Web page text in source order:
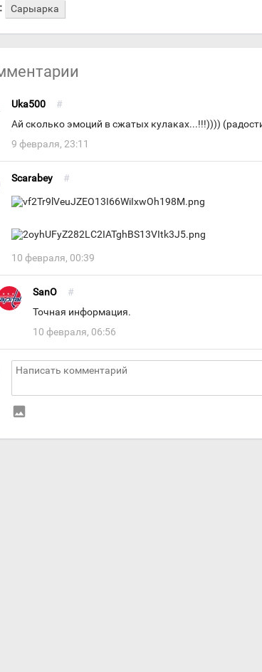
Сарыарка
Uka500 #
Ай сколько эмоций в сжатых кулаках...!!!))))
9 февраля, 23:11
Scarabey #
10 февраля, 00:39
SanO #
Точная информация.
10 февраля, 06:56
insert_photo